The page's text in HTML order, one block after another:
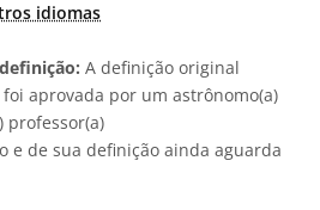
idiomas
A definição original
aprovada por um astrônomo(a)
professor(a)
e de sua definição ainda aguarda